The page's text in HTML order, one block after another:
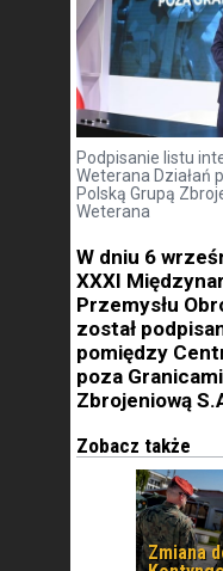
Podpisanie listu
Weterana Działań
Polską Grupą
Weterana
W dniu 6
XXXI
Przemysłu
został
pomiędzy
poza
Zbrojeniową
Zobacz także
Zmiana